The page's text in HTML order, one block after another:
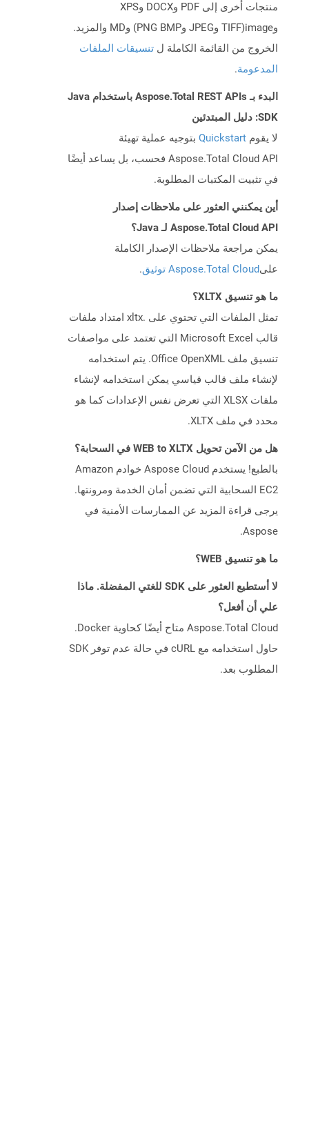
منتجات أخرى إلى PDF وDOCX وXPS
وimage(TIFF وJPEG وPNG BMP) وMD والمزيد.
الخروج من القائمة الكاملة ل تنسيقات الملفات
المدعومة.
البدء بـ Aspose.Total REST APIs باستخدام Java
SDK: دليل المبتدئين
لا يقوم Quickstart بتوجيه عملية تهيئة
Aspose.Total Cloud API فحسب، بل يساعد أيضًا
في تثبيت المكتبات المطلوبة.
أين يمكنني العثور على ملاحظات إصدار
Aspose.Total Cloud API لـ Java؟
يمكن مراجعة ملاحظات الإصدار الكاملة
علىAspose.Total Cloud توثيق .
ما هو تنسيق XLTX؟
تمثل الملفات التي تحتوي على .xltx امتداد ملفات
قالب Microsoft Excel التي تعتمد على مواصفات
تنسيق ملف Office OpenXML. يتم استخدامه
لإنشاء ملف قالب قياسي يمكن استخدامه لإنشاء
ملفات XLSX التي تعرض نفس الإعدادات كما هو
محدد في ملف XLTX.
هل من الآمن تحويل WEB to XLTX في السحابة؟
بالطبع! يستخدم Aspose Cloud خوادم Amazon
EC2 السحابية التي تضمن أمان الخدمة ومرونتها.
يرجى قراءة المزيد عن الممارسات الأمنية في
Aspose.
ما هو تنسيق WEB؟
لا أستطيع العثور على SDK للغتي المفضلة. ماذا
علي أن أفعل؟
Aspose.Total Cloud متاح أيضًا كحاوية Docker.
حاول استخدامه مع cURL في حالة عدم توفر SDK
المطلوب بعد.